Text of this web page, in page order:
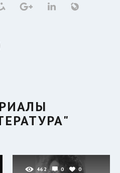
462 0 0